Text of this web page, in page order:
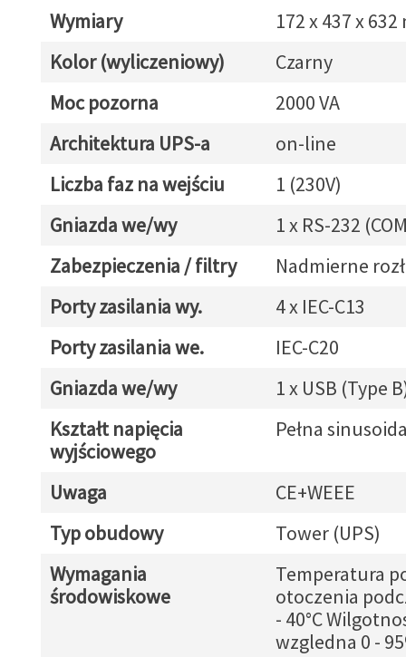
Wymiary
172 x 437 x 632
Kolor (wyliczeniowy)
Czarny
Moc pozorna
2000 VA
Architektura UPS-a
on-line
Liczba faz na wejściu
1 (230V)
Gniazda we/wy
1 x RS-232
Zabezpieczenia / filtry
Nadmierne
Porty zasilania wy.
4 x IEC-C13
Porty zasilania we.
IEC-C20
Gniazda we/wy
1 x USB (Type
Kształt napięcia
wyjściowego
Pełna
Uwaga
CE+WEEE
Typ obudowy
Tower (UPS)
Wymagania
środowiskowe
Temperatura
otoczenia
- 40°C
wzgledna 0 -